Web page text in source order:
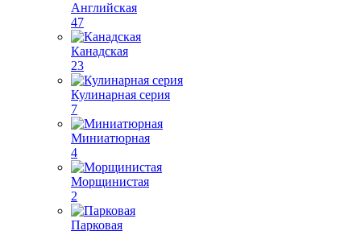
Английская
47
Канадская
23
Кулинарная серия
7
Миниатюрная
4
Морщинистая
2
Парковая